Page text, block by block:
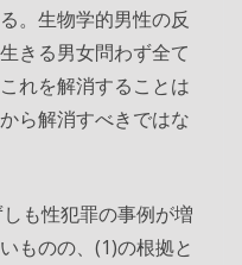
。生物学的男性の反
きる男女問わず全て
れを解消することは
ら解消すべきではな
も性犯罪の事例が増
ものの、(1)の根拠と